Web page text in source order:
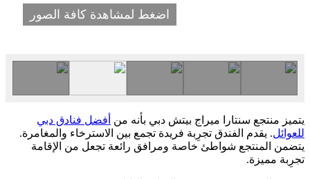
اضغط لمشاهدة كافة الصور
يتميز منتجع سنتارا ميراج بيتش دبي بأنه من أفضل فنادق دبي
للعوائل. يقدم الفندق تجرِبة فريدة تجمع بين الاسترخاء والمغامرة.
يتضمن المنتجع شواطئ خاصة ومرافق رائعة تجعل من الإقامة
تجرِبة مميزة.